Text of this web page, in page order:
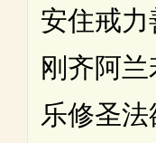
安住戒
刚齐阿兰
乐修圣